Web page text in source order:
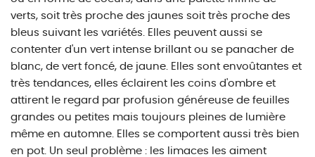
verts, soit très proche des jaunes soit très proche des
bleus suivant les variétés. Elles peuvent aussi se
contenter d'un vert intense brillant ou se panacher de
blanc, de vert foncé, de jaune. Elles sont envoûtantes et
très tendances, elles éclairent les coins d'ombre et
attirent le regard par profusion généreuse de feuilles
grandes ou petites mais toujours pleines de lumière
même en automne. Elles se comportent aussi très bien
en pot. Un seul problème : les limaces les aiment